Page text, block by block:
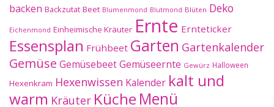
backen Backzutat Beet Blumenmond Blutmond Blüten Deko
Eichenmond Einheimische Kräuter Ernte Ernteticker
Essensplan Frühbeet Garten Gartenkalender
Gemüse GemüsebeetGemüseernte Gewürz Halloween
Hexenkram Hexenwissen Kalender kalt und
warm Kräuter Küche Menü